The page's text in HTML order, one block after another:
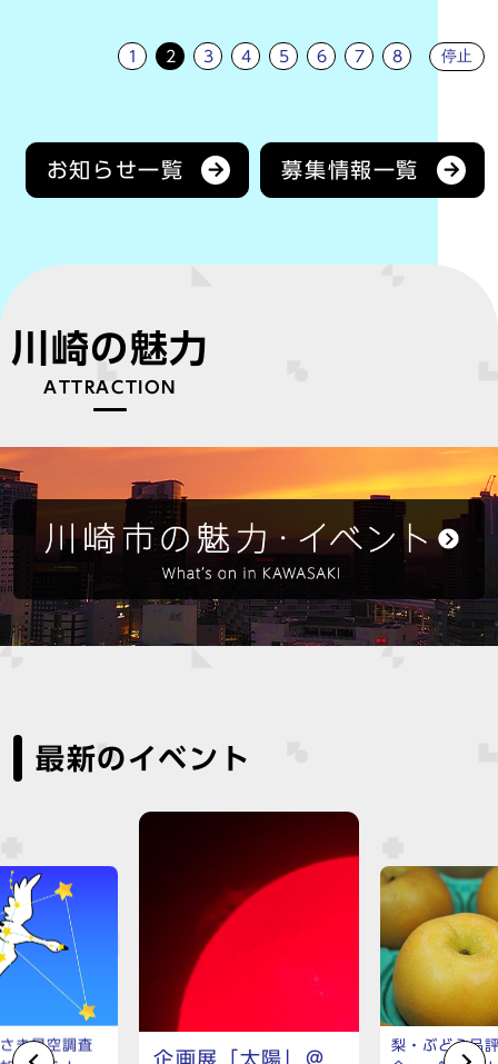
1 2 3 4 5 6 7 8 停止
お知らせ一覧 募集情報一覧
川崎の魅力
ATTRACTION
最新のイベント
き星空調査
企画展「太陽」＠
梨・ぶどう品